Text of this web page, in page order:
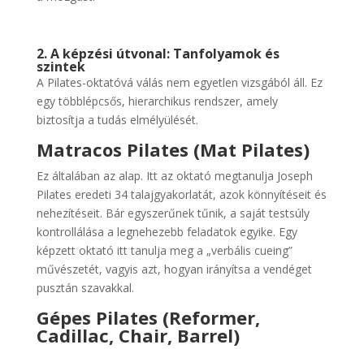
2. A képzési útvonal: Tanfolyamok és
szintek
A Pilates-oktatóvá válás nem egyetlen vizsgából áll. Ez
egy többlépcsős, hierarchikus rendszer, amely
biztosítja a tudás elmélyülését.
Matracos Pilates (Mat Pilates)
Ez általában az alap. Itt az oktató megtanulja Joseph
Pilates eredeti 34 talajgyakorlatát, azok könnyítéseit és
nehezítéseit. Bár egyszerűnek tűnik, a saját testsúly
kontrollálása a legnehezebb feladatok egyike. Egy
képzett oktató itt tanulja meg a „verbális cueing”
művészetét, vagyis azt, hogyan irányítsa a vendéget
pusztán szavakkal.
Gépes Pilates (Reformer,
Cadillac, Chair, Barrel)